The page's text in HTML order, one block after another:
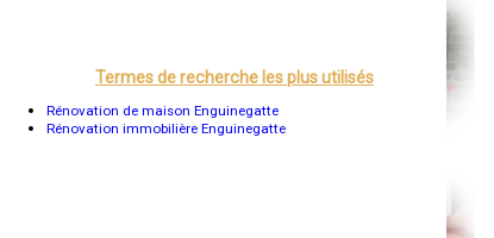
Grenoble
Mont-de-Marsan
Blois
Termes de recherche les plus utilisés
Rénovation de maison Enguinegatte
Rénovation immobilière Enguinegatte